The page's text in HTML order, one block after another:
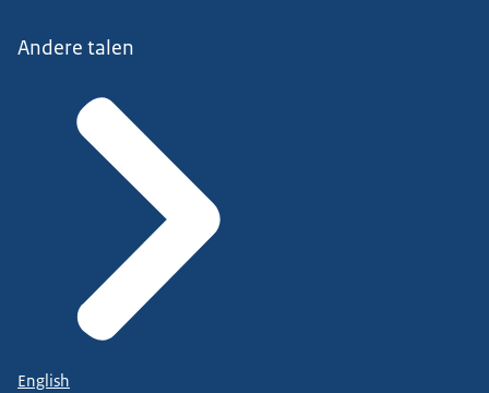
Andere talen
English